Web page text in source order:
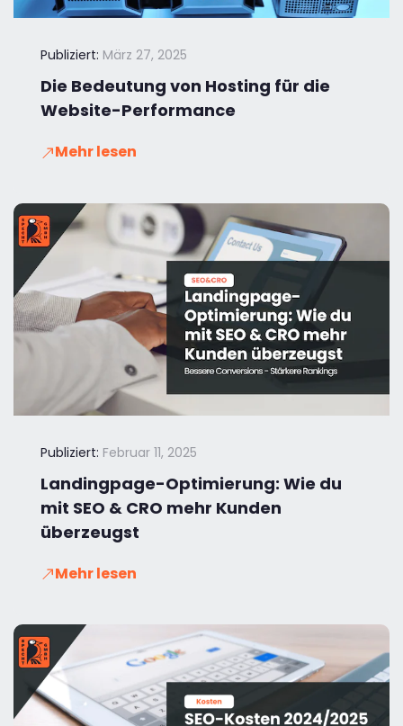
Publiziert: März 27, 2025
Die Bedeutung von Hosting für die
Website-Performance
Mehr lesen
Publiziert: Februar 11, 2025
Landingpage-Optimierung: Wie du
mit SEO & CRO mehr Kunden
überzeugst
Mehr lesen